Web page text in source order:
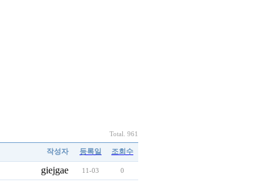
Total. 961
작성자 등록일 조회수
giejgae 11-03 0